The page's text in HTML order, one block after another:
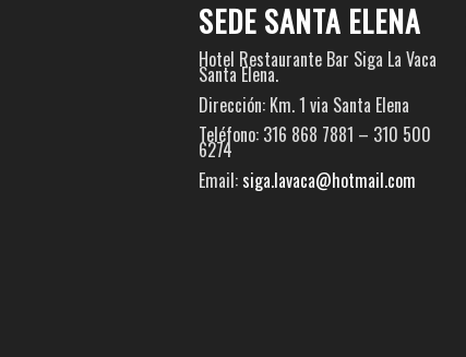
SEDE SANTA ELENA
Hotel Restaurante Bar Siga La Vaca
Santa Elena.
Dirección: Km. 1 via Santa Elena
Teléfono: 316 868 7881 – 310 500
6274
Email:siga.lavaca@hotmail.com